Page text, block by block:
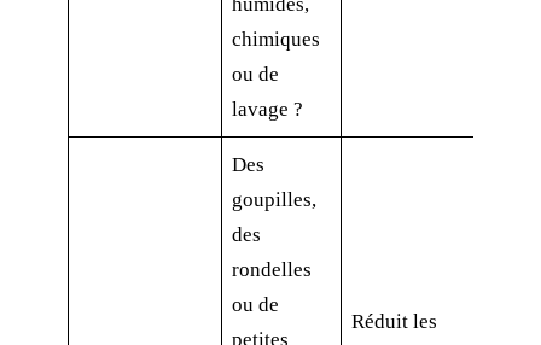
humides,
chimiques
ou de
lavage ?
Des
goupilles,
des
rondelles
ou de
petites
Réduit les